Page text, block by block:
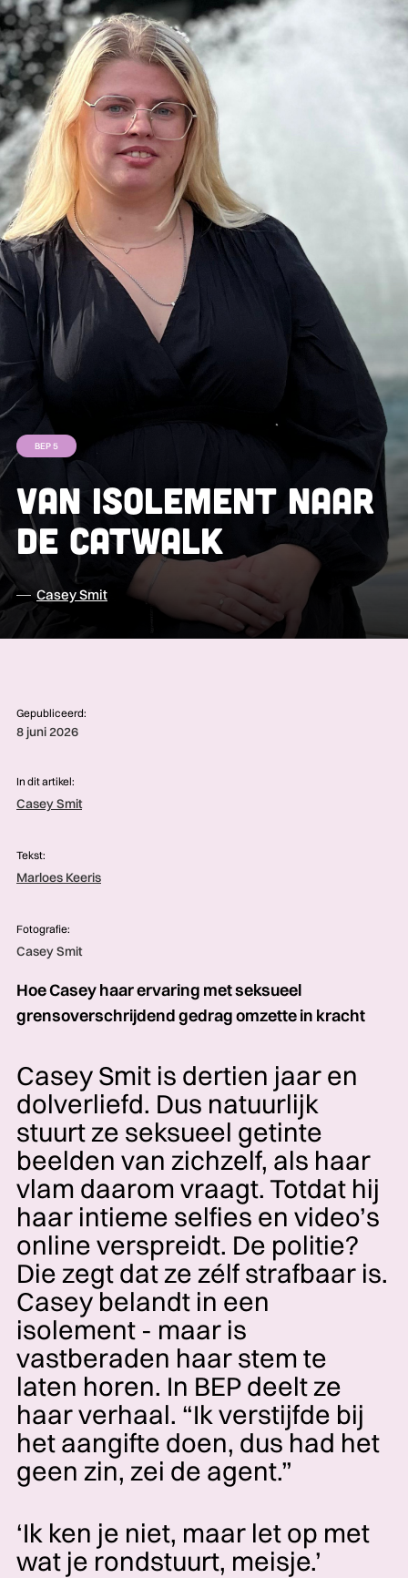
BEP 5
Van isolement naar
de catwalk
Casey Smit
Gepubliceerd:
8 juni 2026
In dit artikel:
Casey Smit
Tekst:
Marloes Keeris
Fotografie:
Casey Smit
Hoe Casey haar ervaring met seksueel
grensoverschrijdend gedrag omzette in kracht
Casey Smit is dertien jaar en
dolverliefd. Dus natuurlijk
stuurt ze seksueel getinte
beelden van zichzelf, als haar
vlam daarom vraagt. Totdat hij
haar intieme selfies en video’s
online verspreidt. De politie?
Die zegt dat ze zélf strafbaar is.
Casey belandt in een
isolement - maar is
vastberaden haar stem te
laten horen. In BEP deelt ze
haar verhaal. “Ik verstijfde­­­ bij
het aangifte doen, dus had het
geen zin, zei de agent.”
‘Ik ken je niet, maar let op met
wat je rondstuurt, meisje.’